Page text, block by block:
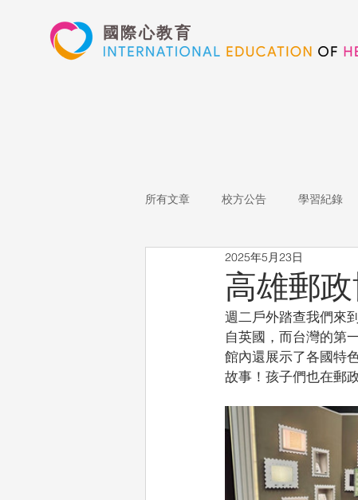
國際心教育
所有文章 校方公告 學習紀錄
表演藝術
心文藝競賽 國際教育
高雄郵
2025年5月23日
週二戶外踏查我們來
自英國，而台灣的第
館內還展示了各國特
故事！孩子們也在郵